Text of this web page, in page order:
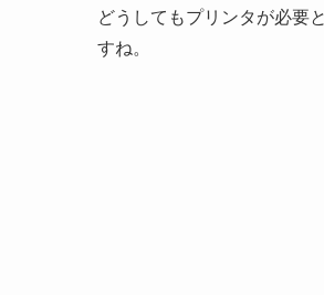
どうしてもプリンタが必要
すね。